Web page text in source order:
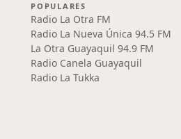
POPULARES
Radio La Otra FM
Radio La Nueva Única 94.5 FM
La Otra Guayaquil 94.9 FM
Radio Canela Guayaquil
Radio La Tukka